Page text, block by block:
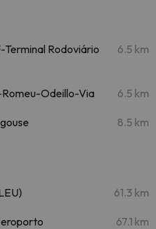
Rodoviário
6.5 km
Odeillo-Via 6.5 km
8.5 km
61.3 km
67.1 km